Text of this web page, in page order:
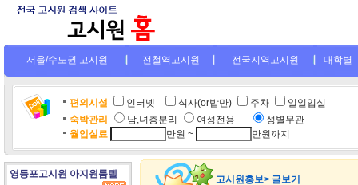
서울/수도권 고시원 전철역고시원 전국지역고시원 대학별
편의시설 인터넷 식사(or밥만) 주차
일일입실
숙박관리
남,녀층분리 여성전용
성별무관
월입실료
만원 ~ 만원까지
영등포고시원 아지원룸텔 고시원홍보> 글보기